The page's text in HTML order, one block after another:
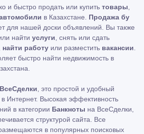
и быстро продать или купить товары
в Казахстане. Продажа бу
для нашей доски объявлений. Вы также
найти услуги , снять или сдать
найти работу или разместить вакансии
быстро найти недвижимость в
, это простой и удобный
в Интернет. Высокая эффективность
в категории Банкноты на ВсеСделки,
структурой сайта. Все
в популярных поисковых